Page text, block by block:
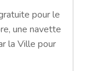
pour le
une navette
la Ville pour